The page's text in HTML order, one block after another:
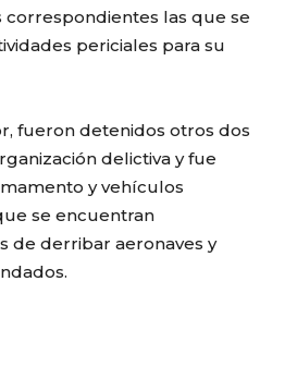
correspondientes las que se
periciales para su
fueron detenidos otros dos
delictiva y fue
y vehículos
se encuentran
de derribar aeronaves y